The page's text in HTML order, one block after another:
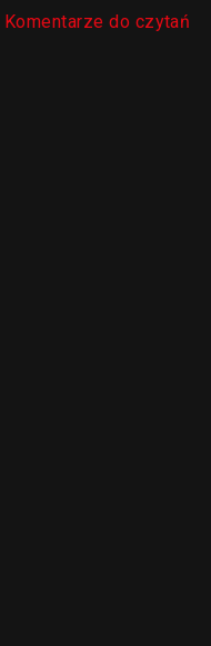
Komentarze do czytań